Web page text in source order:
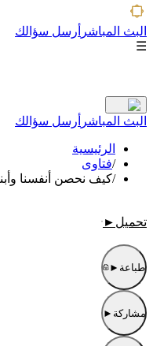
البث المباشر أرسل سؤالك
☰
البث المباشر أرسل سؤالك
الرئيسية
/فتاوى
/كيف نحصن أنفسنا
تحميل ►
طباعة ►
مشاركة ►